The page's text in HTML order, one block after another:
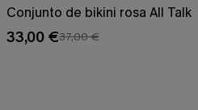
Conjunto de bikini rosa All Talk
33,00 €37,00 €